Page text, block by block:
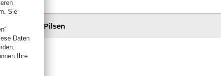
Pilsen
Pilsen